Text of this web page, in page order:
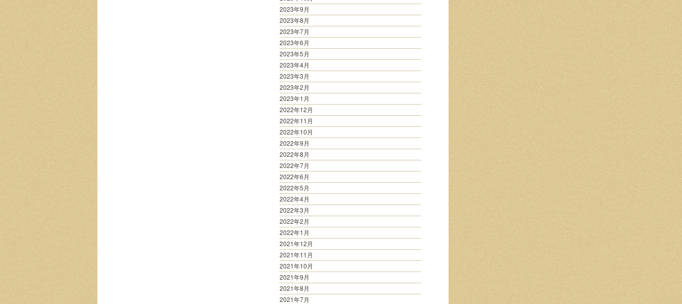
2023年9月
2023年8月
2023年7月
2023年6月
2023年5月
2023年4月
2023年3月
2023年2月
2023年1月
2022年12月
2022年11月
2022年10月
2022年9月
2022年8月
2022年7月
2022年6月
2022年5月
2022年4月
2022年3月
2022年2月
2022年1月
2021年12月
2021年11月
2021年10月
2021年9月
2021年8月
2021年7月